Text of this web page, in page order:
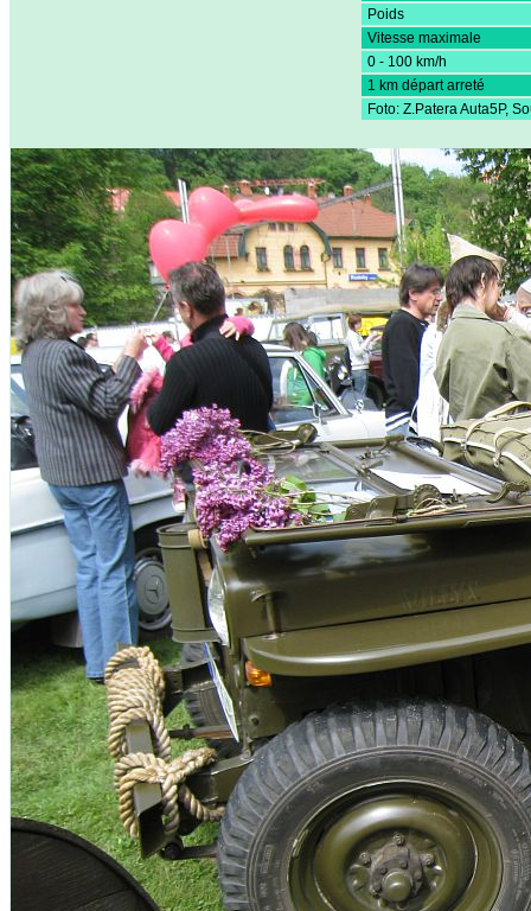
Poids
Vitesse maximale
0 - 100 km/h
1 km départ arreté
Foto: Z.Patera Auta5P,